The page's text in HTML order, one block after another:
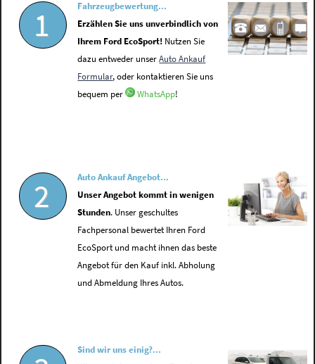
1
Fahrzeugbewertung...
Erzählen Sie uns unverbindlich von
Ihrem Ford EcoSport! Nutzen Sie
dazu entweder unserAuto Ankauf
Formular, oder kontaktieren Sie uns
bequem per
WhatsApp!
2
Auto Ankauf Angebot...
Unser Angebot kommt in wenigen
Stunden. Unser geschultes
Fachpersonal bewertet Ihren Ford
EcoSport und macht ihnen das beste
Angebot für den Kauf inkl. Abholung
und Abmeldung Ihres Autos.
Sind wir uns einig?...